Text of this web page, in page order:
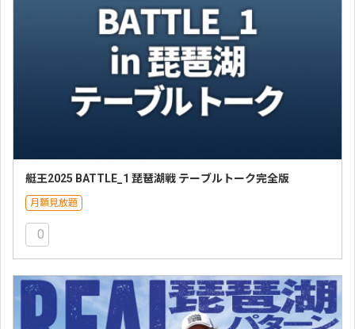
艇王2025 BATTLE_1 琵琶湖戦 テーブルトーク完全版
月額見放題
0